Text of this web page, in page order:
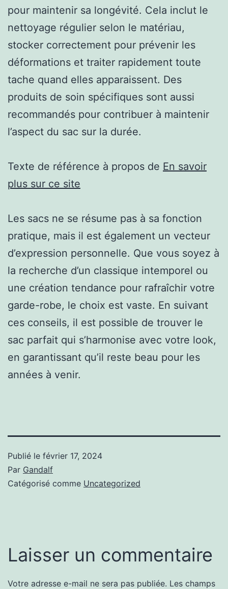
pour maintenir sa longévité. Cela inclut le
nettoyage régulier selon le matériau,
stocker correctement pour prévenir les
déformations et traiter rapidement toute
tache quand elles apparaissent. Des
produits de soin spécifiques sont aussi
recommandés pour contribuer à maintenir
l’aspect du sac sur la durée.
Texte de référence à propos de En savoir
plus sur ce site
Les sacs ne se résume pas à sa fonction
pratique, mais il est également un vecteur
d’expression personnelle. Que vous soyez à
la recherche d’un classique intemporel ou
une création tendance pour rafraîchir votre
garde-robe, le choix est vaste. En suivant
ces conseils, il est possible de trouver le
sac parfait qui s’harmonise avec votre look,
en garantissant qu’il reste beau pour les
années à venir.
Publié le février 17, 2024
Par Gandalf
Catégorisé comme Uncategorized
Laisser un commentaire
Votre adresse e-mail ne sera pas publiée. Les champs